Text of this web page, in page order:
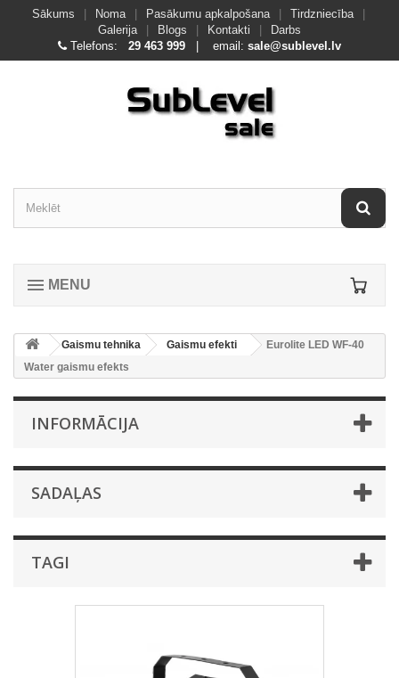
Sākums Noma Pasākumu apkalpošana Tirdzniecība
Galerija
Blogs Kontakti
Darbs
Telefons:
29 463 999 | email: sale@sublevel.lv
MENU
Gaismu tehnika Gaismu efekti
Eurolite LED WF-40
Water gaismu efekts
INFORMĀCIJA
SADAĻAS
TAGI